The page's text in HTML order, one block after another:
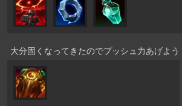
大分固くなってきたのでプッシュ力あげよう